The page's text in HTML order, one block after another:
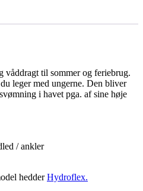
våddragt til sommer og feriebrug.
leger med ungerne. Den bliver
i havet pga. af sine høje
/ ankler
hedderHydroflex.